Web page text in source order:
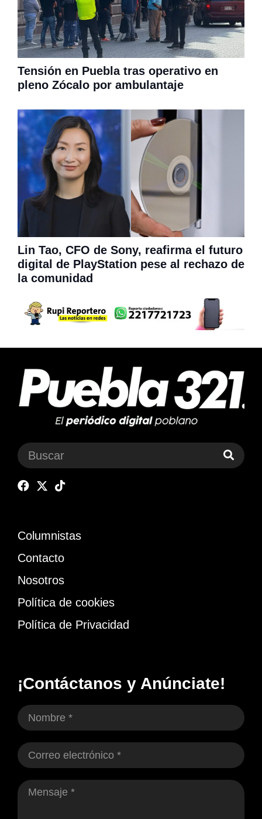
Tensión en Puebla tras operativo en
pleno Zócalo por ambulantaje
Lin Tao, CFO de Sony, reafirma el futuro
digital de PlayStation pese al rechazo de
la comunidad
Columnistas
Contacto
Nosotros
Política de cookies
Política de Privacidad
¡Contáctanos y Anúnciate!